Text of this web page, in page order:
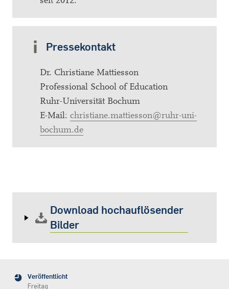
Pressekontakt
Dr. Christiane Mattiesson
Professional School of Education
Ruhr-Universität Bochum
E-Mail: christiane.mattiesson@ruhr-uni-
bochum.de
Download hochauflösender
Bilder
Veröffentlicht
Freitag